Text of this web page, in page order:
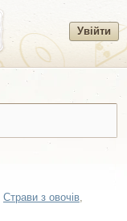
Увійти
Страви з овочів,